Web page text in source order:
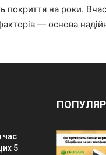
покриття на роки.
— основа
час
5